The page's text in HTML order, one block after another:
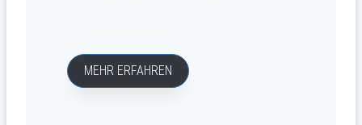
MEHR ERFAHREN